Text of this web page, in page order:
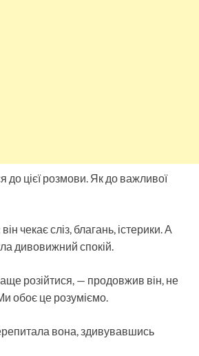
до цієї розмови. Як до важливої
чекає сліз, благань, істерики. А
дивовижний спокій.
розійтися, — продовжив він, не
обоє це розуміємо.
вона, здивувавшись